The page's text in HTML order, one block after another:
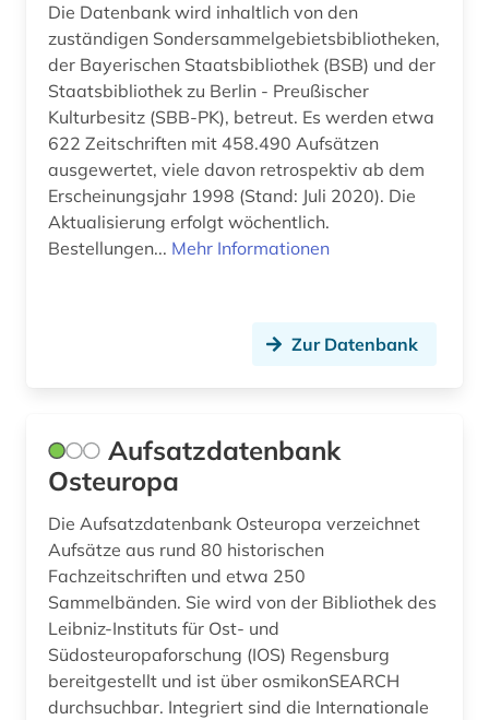
tschechoslowakei (4)
unselbständige karte (1)
unternehmen (1)
wiegendruck (1)
wiener zeitung (1)
wörterbuch (1)
zeitschrift (2)
zeitschriftenaufsatz (1)
zeitzeuge (1)
österreich (4)
österreich-ungarn (4)
übersetzung (1)
Die Datenbank wird inhaltlich von den
zuständigen Sondersammelgebietsbibliotheken,
der Bayerischen Staatsbibliothek (BSB) und der
Staatsbibliothek zu Berlin - Preußischer
Kulturbesitz (SBB-PK), betreut. Es werden etwa
622 Zeitschriften mit 458.490 Aufsätzen
ausgewertet, viele davon retrospektiv ab dem
Erscheinungsjahr 1998 (Stand: Juli 2020). Die
Aktualisierung erfolgt wöchentlich.
Bestellungen... Mehr Informationen
Zur Datenbank
Aufsatzdatenbank
Osteuropa
Die Aufsatzdatenbank Osteuropa verzeichnet
Aufsätze aus rund 80 historischen
Fachzeitschriften und etwa 250
Sammelbänden. Sie wird von der Bibliothek des
Leibniz-Instituts für Ost- und
Südosteuropaforschung (IOS) Regensburg
bereitgestellt und ist über osmikonSEARCH
durchsuchbar. Integriert sind die Internationale